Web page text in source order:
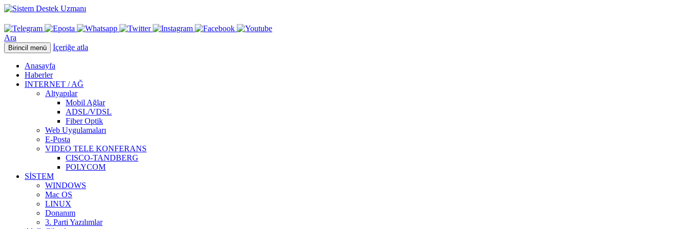
Ara
Birincil menü İçeriğe atla
Anasayfa
Haberler
INTERNET / AĞ
Altyapılar
Mobil Ağlar
ADSL/VDSL
Fiber Optik
Web Uygulamaları
E-Posta
VIDEO TELE KONFERANS
CISCO-TANDBERG
POLYCOM
SİSTEM
WINDOWS
Mac OS
LINUX
Donanım
3. Parti Yazılımlar